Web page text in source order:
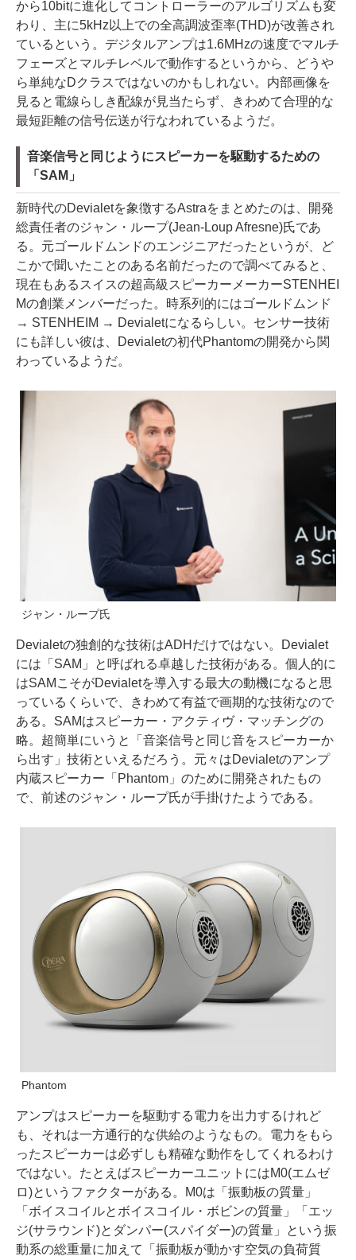
から10bitに進化してコントローラーのアルゴリズムも変
わり、主に5kHz以上での全高調波歪率(THD)が改善され
ているという。デジタルアンプは1.6MHzの速度でマルチ
フェーズとマルチレベルで動作するというから、どうや
ら単純なDクラスではないのかもしれない。内部画像を
見ると電線らしき配線が見当たらず、きわめて合理的な
最短距離の信号伝送が行なわれているようだ。
音楽信号と同じようにスピーカーを駆動するための
「SAM」
新時代のDevialetを象徴するAstraをまとめたのは、開発
総責任者のジャン・ループ(Jean-Loup Afresne)氏であ
る。元ゴールドムンドのエンジニアだったというが、ど
こかで聞いたことのある名前だったので調べてみると、
現在もあるスイスの超高級スピーカーメーカーSTENHEI
Mの創業メンバーだった。時系列的にはゴールドムンド
→ STENHEIM → Devialetになるらしい。センサー技術
にも詳しい彼は、Devialetの初代Phantomの開発から関
わっているようだ。
ジャン・ループ氏
Devialetの独創的な技術はADHだけではない。Devialet
には「SAM」と呼ばれる卓越した技術がある。個人的に
はSAMこそがDevialetを導入する最大の動機になると思
っているくらいで、きわめて有益で画期的な技術なので
ある。SAMはスピーカー・アクティヴ・マッチングの
略。超簡単にいうと「音楽信号と同じ音をスピーカーか
ら出す」技術といえるだろう。元々はDevialetのアンプ
内蔵スピーカー「Phantom」のために開発されたもの
で、前述のジャン・ループ氏が手掛けたようである。
Phantom
アンプはスピーカーを駆動する電力を出力するけれど
も、それは一方通行的な供給のようなもの。電力をもら
ったスピーカーは必ずしも精確な動作をしてくれるわけ
ではない。たとえばスピーカーユニットにはM0(エムゼ
ロ)というファクターがある。M0は「振動板の質量」
「ボイスコイルとボイスコイル・ボビンの質量」「エッ
ジ(サラウンド)とダンパー(スパイダー)の質量」という振
動系の総重量に加えて「振動板が動かす空気の負荷質